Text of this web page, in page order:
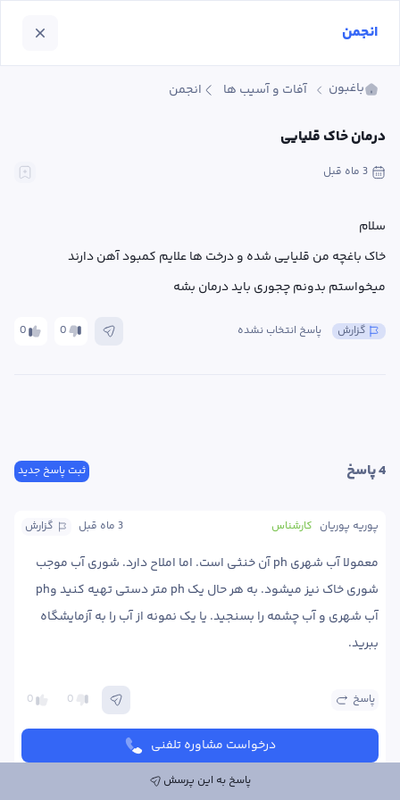
باغبون آفات و آسیب ها انجمن
درمان خاک قلیایی
3 ماه قبل
میخواستم بدونم چجوری باید درمان بشه
0 0 پاسخ انتخاب نشده گزارش
ثبت پاسخ جدید 4 پاسخ
گزارش 3 ماه قبل کارشناس پوریه پوریان
ببرید.
0 0 پاسخ
درخواست مشاوره تلفنی
پاسخ به این پرسش
انجمن